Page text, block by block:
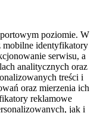
poziomie. W
identyfikatory
serwisu, a
analitycznych oraz
treści i
oraz mierzenia ich
reklamowe
jak i